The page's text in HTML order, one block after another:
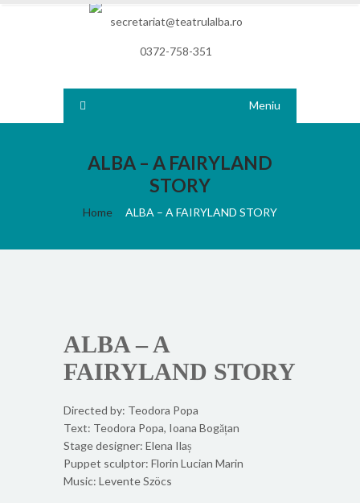
secretariat@teatrulalba.ro
0372-758-351
Meniu
ALBA – A FAIRYLAND
STORY
Home ALBA – A FAIRYLAND STORY
ALBA – A
FAIRYLAND STORY
Directed by: Teodora Popa
Text: Teodora Popa, Ioana Bogățan
Stage designer: Elena Ilaș
Puppet sculptor: Florin Lucian Marin
Music: Levente Szöcs